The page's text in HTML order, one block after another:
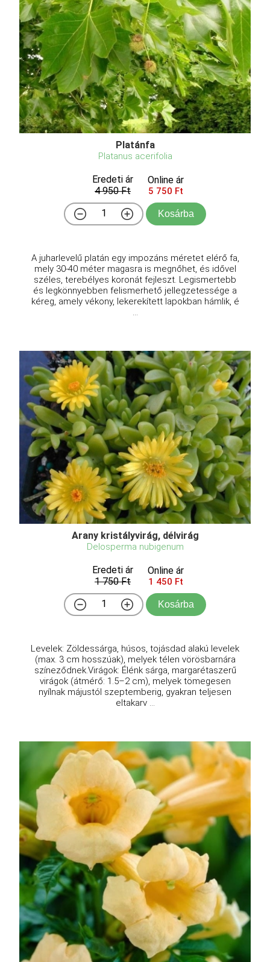
Platánfa
Platanus acerifolia
Eredeti ár
4 950 Ft
Online ár
5 750 Ft
Kosárba
A juharlevelű platán egy impozáns méretet elérő fa,
mely 30-40 méter magasra is megnőhet, és idővel
széles, terebélyes koronát fejleszt. Legismertebb
és legkönnyebben felismerhető jellegzetessége a
kéreg, amely vékony, lekerekített lapokban hámlik, é
...
Arany kristályvirág, délvirág
Delosperma nubigenum
Eredeti ár
1 750 Ft
Online ár
1 450 Ft
Kosárba
Levelek: Zöldessárga, húsos, tojásdad alakú levelek
(max. 3 cm hosszúak), melyek télen vörösbarnára
színeződnek.Virágok: Élénk sárga, margarétaszerű
virágok (átmérő: 1.5–2 cm), melyek tömegesen
nyílnak májustól szeptemberig, gyakran teljesen
eltakarv ...